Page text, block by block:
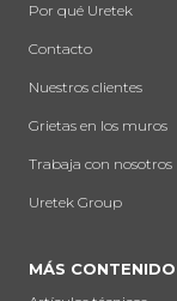
Por qué Uretek
Contacto
Nuestros clientes
Grietas en los muros
Trabaja con nosotros
Uretek Group
MÁS CONTENIDO